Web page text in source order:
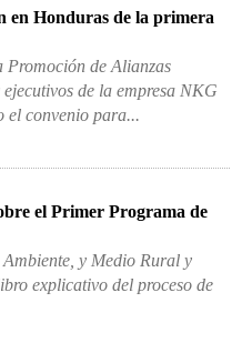
en Honduras de la primera
de Alianzas
de la empresa NKG
el convenio para...
el Primer Programa de
y Medio Rural y
explicativo del proceso de